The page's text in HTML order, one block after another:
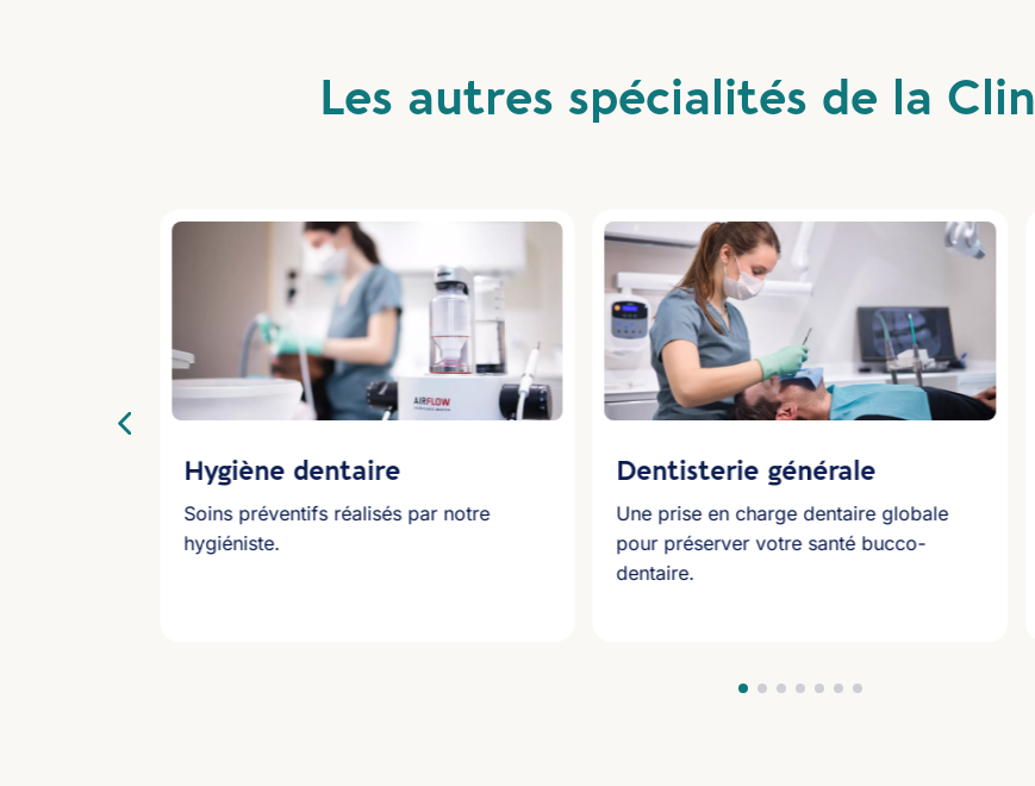
Les autres spécialités de la
Hygiène dentaire
Soins préventifs réalisés par notre
hygiéniste.
Dentisterie générale
Une prise en charge dentaire globale
pour préserver votre santé bucco-
dentaire.